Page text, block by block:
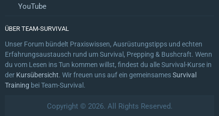
YouTube
ÜBER TEAM-SURVIVAL
Unser Forum bündelt Praxiswissen, Ausrüstungstipps und echten
Erfahrungsaustausch rund um Survival, Prepping & Bushcraft. Wenn
du vom Lesen ins Tun kommen willst, findest du alle Survival-Kurse in
der Kursübersicht. Wir freuen uns auf ein gemeinsamesSurvival
Training bei Team-Survival.
Copyright © 2026. All Rights Reserved.